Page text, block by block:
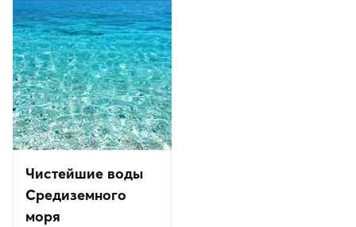
Чистейшие воды
Средиземного
моря